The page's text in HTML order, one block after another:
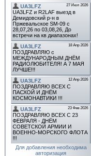
Для добавления необходима
авторизация